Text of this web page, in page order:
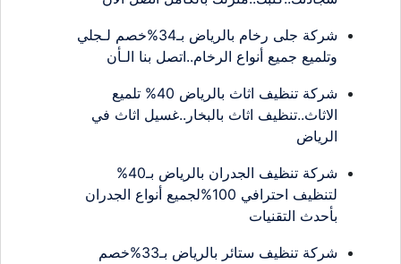
شركة جلى رخام بالرياض بـ34%خصم لـجلي
وتلميع جميع أنواع الرخام..اتصل بنا الـأن
شركة تنظيف اثاث بالرياض 40% تلميع
الاثاث..تنظيف اثاث بالبخار..غسيل اثاث في
الرياض
شركة تنظيف الجدران بالرياض بـ40%
لتنظيف احترافي 100%لجميع أنواع الجدران
بأحدث التقنيات
شركة تنظيف ستائر بالرياض بـ33%خصم